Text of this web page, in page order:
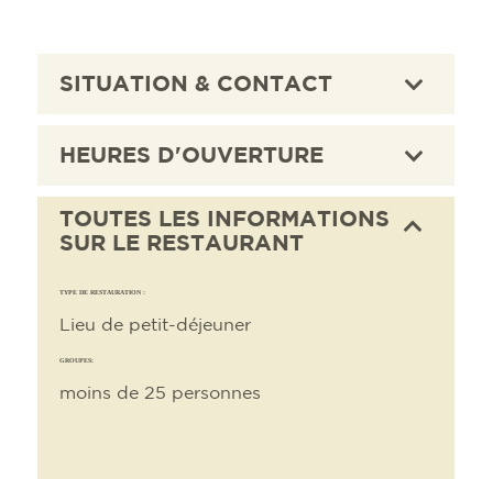
SITUATION & CONTACT
HEURES D'OUVERTURE
TOUTES LES INFORMATIONS
SUR LE RESTAURANT
TYPE DE RESTAURATION :
Lieu de petit-déjeuner
GROUPES:
moins de 25 personnes